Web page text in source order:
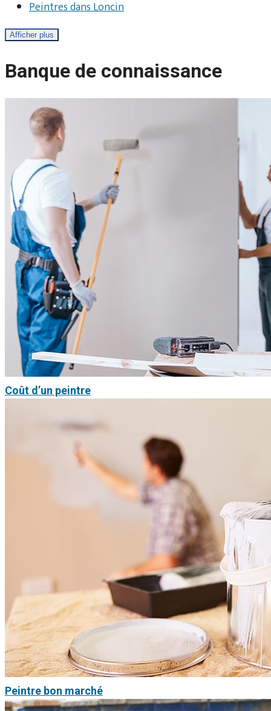
Peintres dans Loncin
Afficher plus
Banque de connaissance
Coût d’un peintre
Peintre bon marché